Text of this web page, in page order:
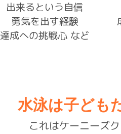
出来るという自信
勇気を出す経験
達成への挑戦心 など
水泳は子ども
これはケーニーズ